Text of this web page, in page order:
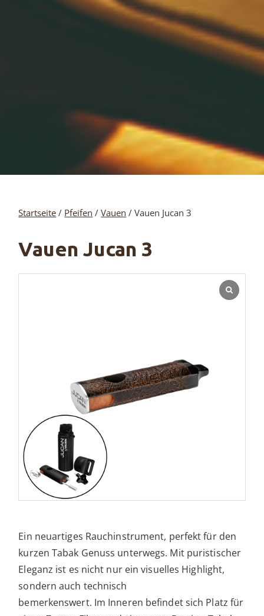
Startseite / Pfeifen /Vauen / Vauen Jucan 3
Vauen Jucan 3
Ein neuartiges Rauchinstrument, perfekt für den
kurzen Tabak Genuss unterwegs. Mit puristischer
Eleganz ist es nicht nur ein visuelles Highlight,
sondern auch technisch
bemerkenswert. Im Inneren befindet sich Platz für